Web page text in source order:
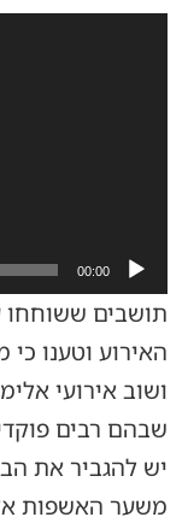
00:00
תושבים ששוחחו
האירוע וטענו
ושוב אירועי
שבהם רבים
יש להגביר את
משער האשפות אל